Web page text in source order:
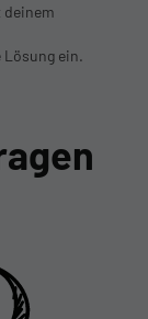
deinem
Lösung ein.